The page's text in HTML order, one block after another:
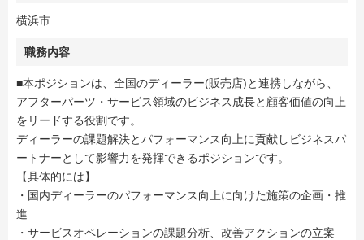
横浜市
職務内容
■本ポジションは、全国のディーラー(販売店)と連携しながら、
アフターパーツ・サービス領域のビジネス成長と顧客価値の向上
をリードする役割です。
ディーラーの課題解決とパフォーマンス向上に貢献しビジネスパ
ートナーとして影響力を発揮できるポジションです。
【具体的には】
・国内ディーラーのパフォーマンス向上に向けた施策の企画・推
進
・サービスオペレーションの課題分析、改善アクションの立案